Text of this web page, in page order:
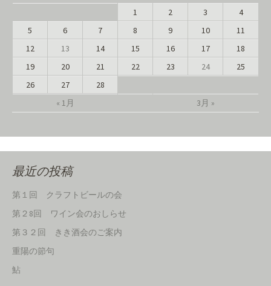
« 1月 3月 »
1 2 3
4
5
6 7 8 9 10
11
12
13 14 15 16 17
18
19
20 21 22 23 24
25
26
27 28
最近の投稿
第１回 クラフトビールの会
第２8回 ワイン会のおしらせ
第３２回 きき酒会のご案内
重陽の節句
鮎